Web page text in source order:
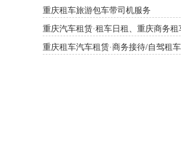
重庆租车旅游包车带司机服务
重庆汽车租赁·租车日租、重庆商务
重庆租车汽车租赁·商务接待/自驾租